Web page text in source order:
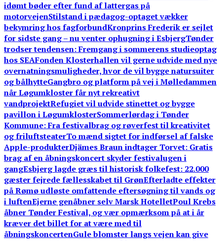
idømt bøder efter fund af lattergas på
motorvejenStilstand i pædagog-optaget vækker
bekymring hos fagforbundKronprins Frederik er sejlet
for sidste gang – nu venter ophugning i EsbjergTønder
trodser tendensen: Fremgang i sommerens studieoptag
hos SEAFonden Klosterhallen vil gerne udvide med nye
overnatningsmuligheder, hvor de vil bygge natursuiter
og bålhytteGangbro og platform på vej i Mølledammen
når Løgumkloster får nyt rekreativt
vandprojektRefugiet vil udvide stinettet og bygge
pavillon i LøgumklosterSommerlørdag i Tønder
Kommune: Fra festivalbrag og røverfest til kreativitet
og friluftsteaterTo mænd sigtet for indførsel af falske
Apple-produkterDjämes Braun indtager Torvet: Gratis
brag af en åbningskoncert skyder festivalugen i
gangEsbjerg lagde græs til historisk folkefest: 22.000
gæster fejrede fællesskabet til GrønEfterladte effekter
på Rømø udløste omfattende eftersøgning til vands og
i luftenEjerne genåbner selv Marsk HotelletPoul Krebs
åbner Tønder Festival, og vær opmærksom på at i år
kræver det billet for at være med til
åbningskoncertenGule blomster langs vejen kan give